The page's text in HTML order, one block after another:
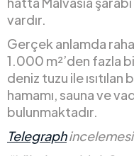
vardır.
Gerçek anlamda
1.000 m²’den fazla
deniz tuzu ile
hamamı, sauna ve
bulunmaktadır.
Telegraph